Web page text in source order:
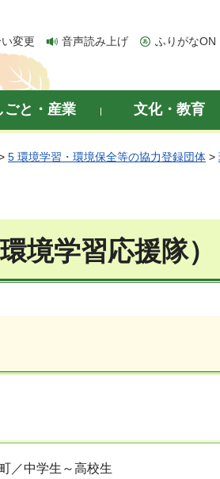
変更 音声読み上げ ふりがなON
ごと・産業 文化・教育
5 環境学習・環境保全等の協力登録団体 >
境学習応援隊）
／中学生～高校生